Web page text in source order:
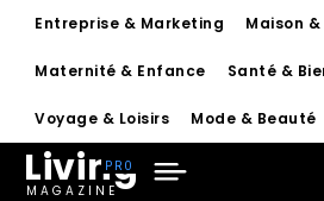
Entreprise & Marketing Maison
Maternité & Enfance Santé &
Voyage & Loisirs Mode & Beauté
Living
MAGAZINE